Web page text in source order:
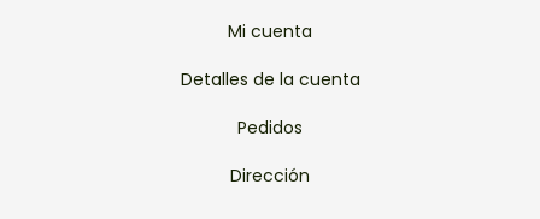
Mi cuenta
Detalles de la cuenta
Pedidos
Dirección